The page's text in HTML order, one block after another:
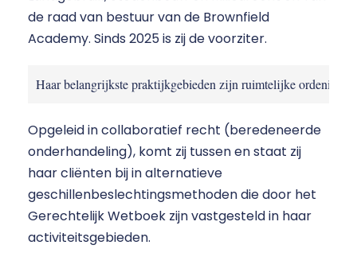
de raad van bestuur van de Brownfield
Academy. Sinds 2025 is zij de voorziter.
Haar belangrijkste praktijkgebieden zijn ruimtelijke ordening,
Opgeleid in collaboratief recht (beredeneerde
onderhandeling), komt zij tussen en staat zij
haar cliënten bij in alternatieve
geschillenbeslechtingsmethoden die door het
Gerechtelijk Wetboek zijn vastgesteld in haar
activiteitsgebieden.